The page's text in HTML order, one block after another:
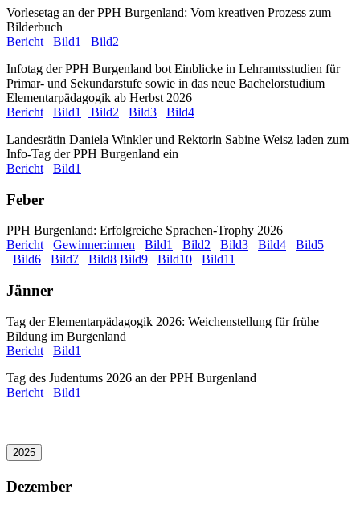
Vorlesetag an der PPH Burgenland: Vom kreativen Prozess zum
Bilderbuch
Bericht
Bild1
Bild2
Infotag der PPH Burgenland bot Einblicke in Lehramtsstudien für
Primar- und Sekundarstufe sowie in das neue Bachelorstudium
Elementarpädagogik ab Herbst 2026
Bericht
Bild1 Bild2 Bild3
Bild4
Landesrätin Daniela Winkler und Rektorin Sabine Weisz laden zum
Info-Tag der PPH Burgenland ein
Bericht
Bild1
Feber
PPH Burgenland: Erfolgreiche Sprachen-Trophy 2026
Bericht
Gewinner:innen Bild1 Bild2 Bild3 Bild4
Bild5
Bild6
Bild7 Bild8 Bild9 Bild10 Bild11
Jänner
Tag der Elementarpädagogik 2026: Weichenstellung für frühe
Bildung im Burgenland
Bericht
Bild1
Tag des Judentums 2026 an der PPH Burgenland
Bericht
Bild1
2025
Dezember